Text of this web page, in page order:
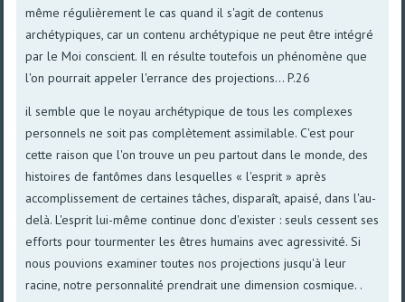
même régulièrement le cas quand il s'agit de contenus
archétypiques, car un contenu archétypique ne peut être intégré
par le Moi conscient. Il en résulte toutefois un phénomène que
l'on pourrait appeler l'errance des projections... P.26
il semble que le noyau archétypique de tous les complexes
personnels ne soit pas complètement assimilable. C'est pour
cette raison que l'on trouve un peu partout dans le monde, des
histoires de fantômes dans lesquelles « l'esprit » après
accomplissement de certaines tâches, disparaît, apaisé, dans l'au-
delà. L'esprit lui-même continue donc d'exister : seuls cessent ses
efforts pour tourmenter les êtres humains avec agressivité. Si
nous pouvions examiner toutes nos projections jusqu'à leur
racine, notre personnalité prendrait une dimension cosmique. .